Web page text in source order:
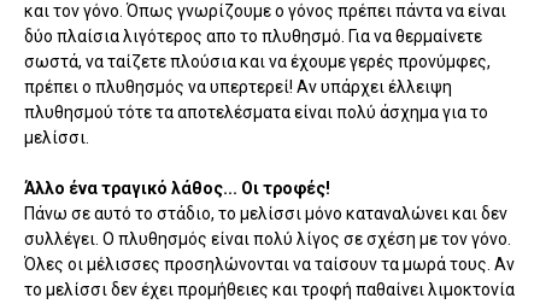
και τον γόνο. Όπως γνωρίζουμε ο γόνος πρέπει πάντα να είναι
δύο πλαίσια λιγότερος απο το πλυθησμό. Για να θερμαίνετε
σωστά, να ταίζετε πλούσια και να έχουμε γερές προνύμφες,
πρέπει ο πλυθησμός να υπερτερεί! Αν υπάρχει έλλειψη
πλυθησμού τότε τα αποτελέσματα είναι πολύ άσχημα για το
μελίσσι.
Άλλο ένα τραγικό λάθος... Οι τροφές!
Πάνω σε αυτό το στάδιο, το μελίσσι μόνο καταναλώνει και δεν
συλλέγει. Ο πλυθησμός είναι πολύ λίγος σε σχέση με τον γόνο.
Όλες οι μέλισσες προσηλώνονται να ταίσουν τα μωρά τους. Αν
το μελίσσι δεν έχει προμήθειες και τροφή παθαίνει λιμοκτονία